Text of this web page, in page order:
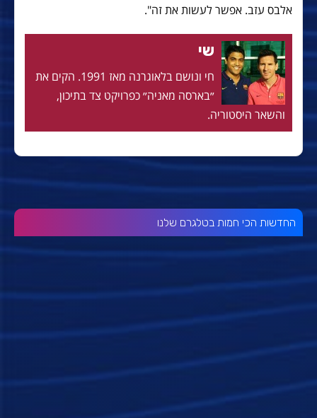
אלבס עזב. אפשר לעשות את זה".
שי
חי ונושם בלאוגרנה מאז 1991. הקים את
״בארסה מאניה״ כפרויקט צד בתיכון,
והשאר היסטוריה.
החדשות הכי חמות בטלגרם שלנו